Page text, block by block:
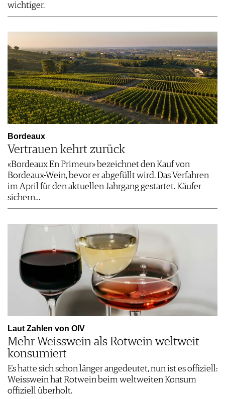
wichtiger.
Bordeaux
Vertrauen kehrt zurück
«Bordeaux En Primeur» bezeichnet den Kauf von
Bordeaux-Wein, bevor er abgefüllt wird. Das Verfahren
im April für den aktuellen Jahrgang gestartet. Käufer
sichern…
Laut Zahlen von OIV
Mehr Weisswein als Rotwein weltweit
konsumiert
Es hatte sich schon länger angedeutet, nun ist es offiziell:
Weisswein hat Rotwein beim weltweiten Konsum
offiziell überholt.